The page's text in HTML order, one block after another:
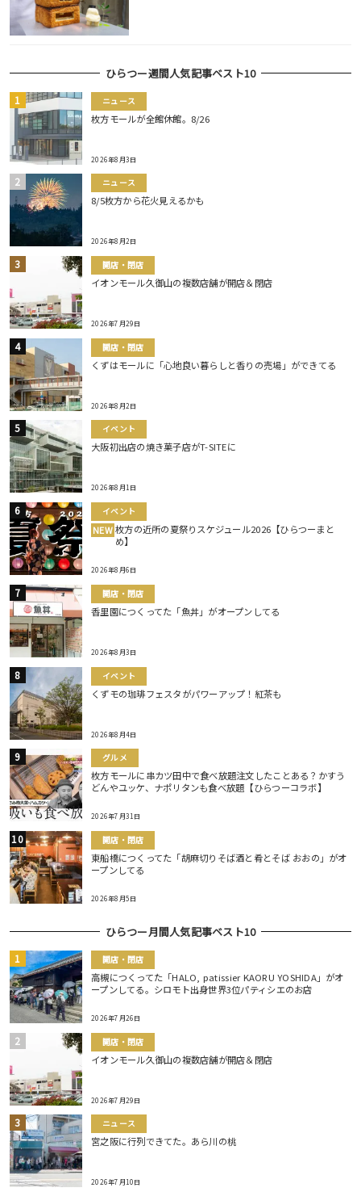
ひらつー週間人気記事ベスト10
ニュース
枚方モールが全館休館。8/26
2026年8月3日
ニュース
8/5枚方から花火見えるかも
2026年8月2日
開店・閉店
イオンモール久御山の複数店舗が開店＆閉店
2026年7月29日
開店・閉店
くずはモールに「心地良い暮らしと香りの売場」ができてる
2026年8月2日
イベント
大阪初出店の焼き菓子店がT-SITEに
2026年8月1日
イベント
NEW 枚方の近所の夏祭りスケジュール2026【ひらつーまと
め】
2026年8月6日
開店・閉店
香里園につくってた「魚丼」がオープンしてる
2026年8月3日
イベント
くずモの珈琲フェスタがパワーアップ！紅茶も
2026年8月4日
グルメ
枚方モールに串カツ田中で食べ放題注文したことある？かすう
どんやユッケ、ナポリタンも食べ放題【ひらつーコラボ】
2026年7月31日
開店・閉店
東船橋につくってた「胡麻切りそば酒と肴とそば おおの」がオ
ープンしてる
2026年8月5日
ひらつー月間人気記事ベスト10
開店・閉店
高槻につくってた「HALO, patissier KAORU YOSHIDA」がオ
ープンしてる。シロモト出身世界3位パティシエのお店
2026年7月26日
開店・閉店
イオンモール久御山の複数店舗が開店＆閉店
2026年7月29日
ニュース
宮之阪に行列できてた。あら川の桃
2026年7月10日